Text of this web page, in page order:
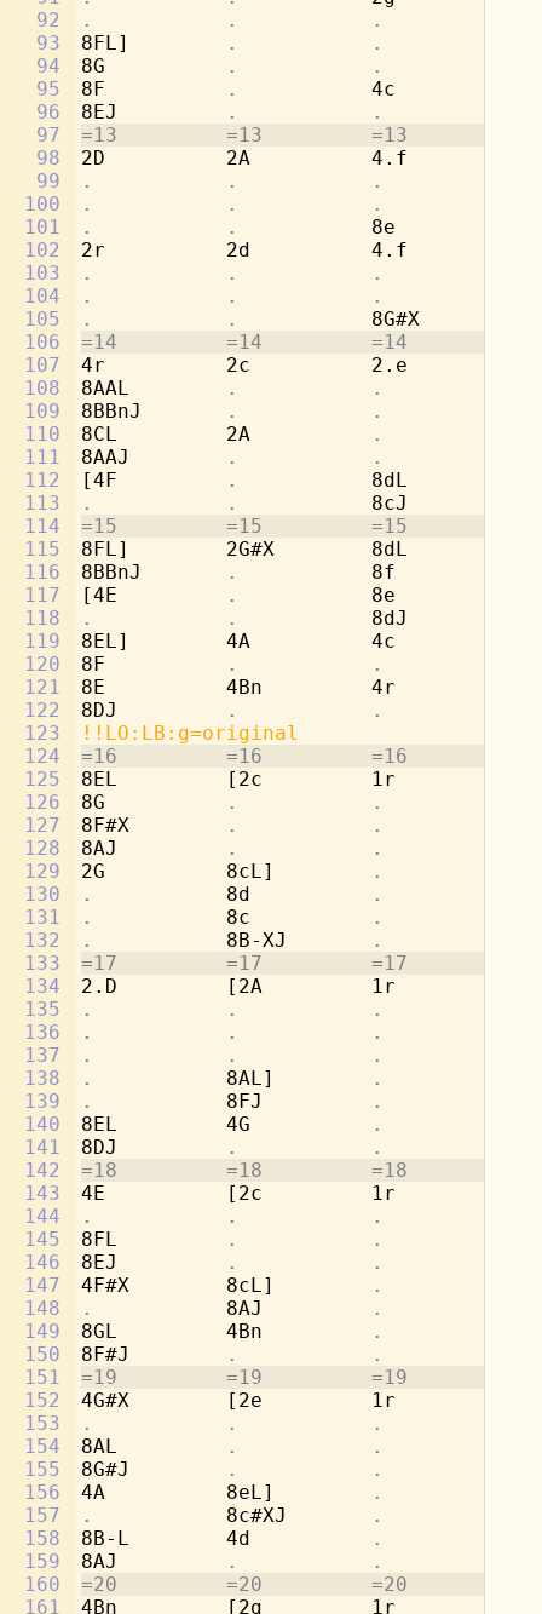
92
93
94
95
96
97
98
99
100
101
102
103
104
105
106
107
108
109
110
111
112
113
114
115
116
117
118
119
120
121
122
123
124
125
126
127
128
129
130
131
132
133
134
135
136
137
138
139
140
141
142
143
144
145
146
147
148
149
150
151
152
153
154
155
156
157
158
159
160
161
.           .           .
8FL]
.           .
8G
.           .           .
8F
. 4c
8EJ
.           .           .
=13         =13         =13
2D          2A          4.f
.           .           .
.           .           .
.           . 8e
2r          2d          4.f
.           .           .
.           .           .
.           . 8G#X
=14         =14         =14
4r          2c          2.e
8AAL
.           .
8BBnJ
.           .
8CL         2A
.
8AAJ
.           .           .
[4F
. 8dL
.           . 8cJ
=15         =15         =15
8FL]        2G#X        8dL
8BBnJ
. 8f
[4E
. 8e
.           . 8dJ
8EL]        4A          4c
8F
.           .           .
8E          4Bn         4r
8DJ
.           .           .
!!LO:LB:g=original
=16         =16         =16
8EL         [2c         1r
8G
.           .
8F#X
.           .
8AJ
.           .           .
2G          8cL]
.
. 8d .
. 8c .
. 8B-XJ .
=17         =17         =17
2.D         [2A         1r
.           .           .
.           .           .
.           .           .
. 8AL] .
. 8FJ
.           .
8EL         4G
.           .
8DJ
.           .           .
=18         =18         =18
4E          [2c         1r
.           .           .
8FL
.           .
8EJ
.           .           .
4F#X        8cL]
.
. 8AJ
.           .
8GL         4Bn
.           .
8F#J
.           .           .
=19         =19         =19
4G#X        [2e         1r
.           .           .
8AL
.           .
8G#J
.           .           .
4A          8eL]
.
. 8c#XJ
.           .
8B-L        4d
.           .
8AJ
.           .           .
=20         =20         =20
4Bn         [2g         1r